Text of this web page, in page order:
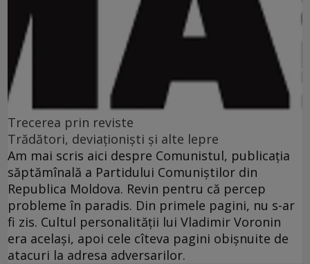
Trecerea prin reviste
Trădători, deviaţionişti şi alte lepre
Am mai scris aici despre Comunistul, publicaţia
săptămînală a Partidului Comuniştilor din
Republica Moldova. Revin pentru că percep
probleme în paradis. Din primele pagini, nu s-ar
fi zis. Cultul personalităţii lui Vladimir Voronin
era acelaşi, apoi cele cîteva pagini obişnuite de
atacuri la adresa adversarilor.